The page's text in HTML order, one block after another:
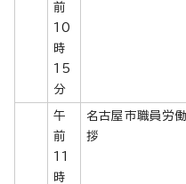
前
10
時
15
分
午
前
11
時
名古屋市職員労
拶